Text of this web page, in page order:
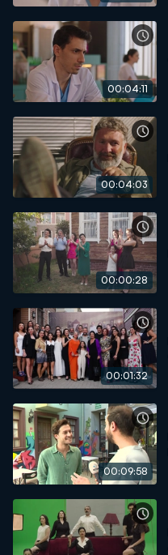
00:04:11
00:04:03
00:00:28
00:01:32
00:09:58